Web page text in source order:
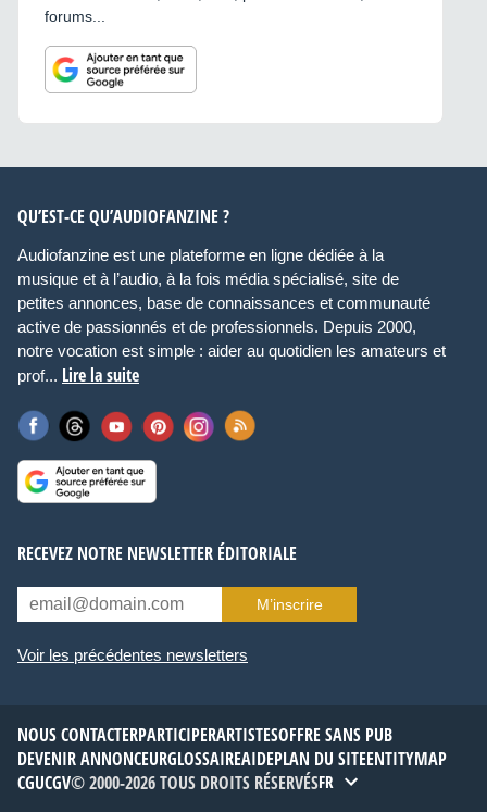
forums...
QU’EST-CE QU’AUDIOFANZINE ?
Audiofanzine est une plateforme en ligne dédiée à la
musique et à l’audio, à la fois média spécialisé, site de
petites annonces, base de connaissances et communauté
active de passionnés et de professionnels. Depuis 2000,
notre vocation est simple : aider au quotidien les amateurs et
prof... Lire la suite
RECEVEZ NOTRE NEWSLETTER ÉDITORIALE
M’inscrire
Voir les précédentes newsletters
NOUS CONTACTERPARTICIPERARTISTESOFFRE SANS PUB
DEVENIR ANNONCEURGLOSSAIREAIDEPLAN DU SITEENTITYMAP
CGUCGV© 2000-2026 TOUS DROITS RÉSERVÉSFR